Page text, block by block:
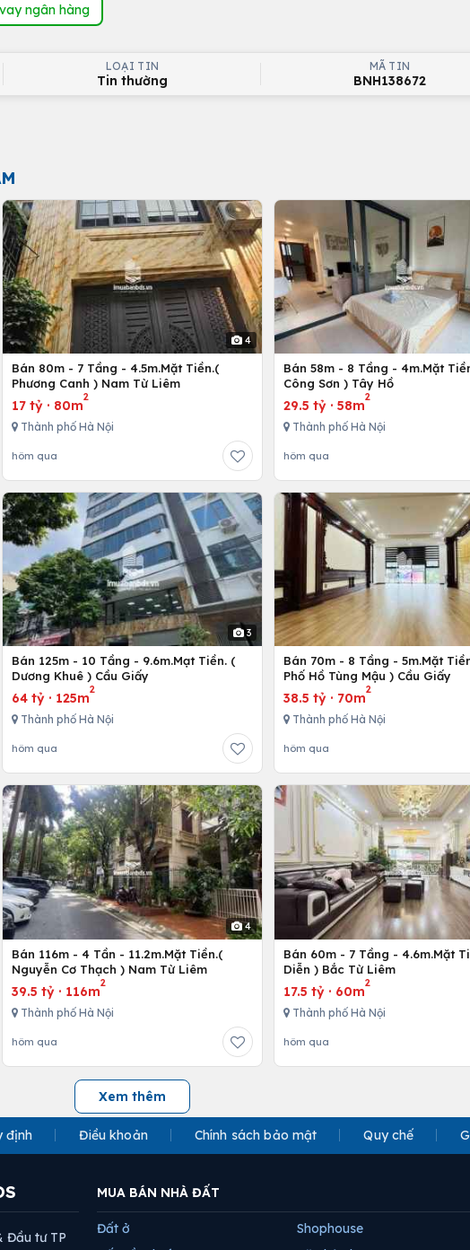
ngân hàng
LOẠI TIN
Tin thường
MÃ TIN
BNH138672
4
Bán 80m - 7 Tầng - 4.5m.Mặt Tiền.(
Phương Canh ) Nam Từ Liêm
17 tỷ · 80m
2
Thành phố Hà Nội
hôm qua
Bán 58m - 8 Tầng - 4m.Mặt
Công Sơn ) Tây Hồ
29.5 tỷ· 58m
2
Thành phố Hà Nội
hôm qua
3
Bán 125m - 10 Tầng - 9.6m.Mạt Tiền. (
Dương Khuê ) Cầu Giấy
64 tỷ · 125m
2
Thành phố Hà Nội
hôm qua
Bán 70m - 8 Tầng - 5m.Mặt
Phố Hồ Tùng Mậu ) Cầu Giấy
38.5 tỷ· 70m
2
Thành phố Hà Nội
hôm qua
4
Bán 116m - 4 Tần - 11.2m.Mặt Tiền.(
Nguyễn Cơ Thạch ) Nam Từ Liêm
39.5 tỷ · 116m
2
Thành phố Hà Nội
hôm qua
Bán 60m - 7 Tầng - 4.6m.Mặt
Diễn ) Bắc Từ Liêm
17.5 tỷ· 60m
2
Thành phố Hà Nội
hôm qua
Xem thêm
định Điều khoản Chính sách bảo mật Quy chế
Đầu tư TP
MUA BÁN NHÀ ĐẤT
Đất ở
Shophouse